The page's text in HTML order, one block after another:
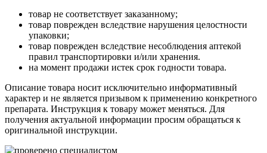
товар не соответствует заказанному;
товар поврежден вследствие нарушения целостности
упаковки;
товар поврежден вследствие несоблюдения аптекой
правил транспортировки и/или хранения.
на момент продажи истек срок годности товара.
Описание товара носит исключительно информативный
характер и не является призывом к применению конкретного
препарата. Инструкция к товару может меняться. Для
получения актуальной информации просим обращаться к
оригинальной инструкции.